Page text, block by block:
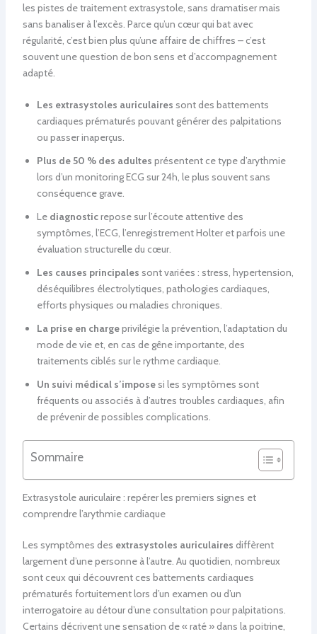
les pistes de traitement extrasystole, sans dramatiser mais
sans banaliser à l’excès. Parce qu’un cœur qui bat avec
régularité, c’est bien plus qu’une affaire de chiffres – c’est
souvent une question de bon sens et d’accompagnement
adapté.
Les extrasystoles auriculaires sont des battements
cardiaques prématurés pouvant générer des palpitations
ou passer inaperçus.
Plus de 50 % des adultes présentent ce type d’arythmie
lors d’un monitoring ECG sur 24h, le plus souvent sans
conséquence grave.
Le diagnosticrepose sur l’écoute attentive des
symptômes, l’ECG, l’enregistrement Holter et parfois une
évaluation structurelle du cœur.
Les causes principales sont variées : stress, hypertension,
déséquilibres électrolytiques, pathologies cardiaques,
efforts physiques ou maladies chroniques.
La prise en chargeprivilégie la prévention, l’adaptation du
mode de vie et, en cas de gêne importante, des
traitements ciblés sur le rythme cardiaque.
Un suivi médical s’imposesi les symptômes sont
fréquents ou associés à d’autres troubles cardiaques, afin
de prévenir de possibles complications.
Sommaire
Extrasystole auriculaire : repérer les premiers signes et
comprendre l’arythmie cardiaque
Les symptômes des extrasystoles auriculaires diffèrent
largement d’une personne à l’autre. Au quotidien, nombreux
sont ceux qui découvrent ces battements cardiaques
prématurés fortuitement lors d’un examen ou d’un
interrogatoire au détour d’une consultation pour palpitations.
Certains décrivent une sensation de « raté » dans la poitrine,